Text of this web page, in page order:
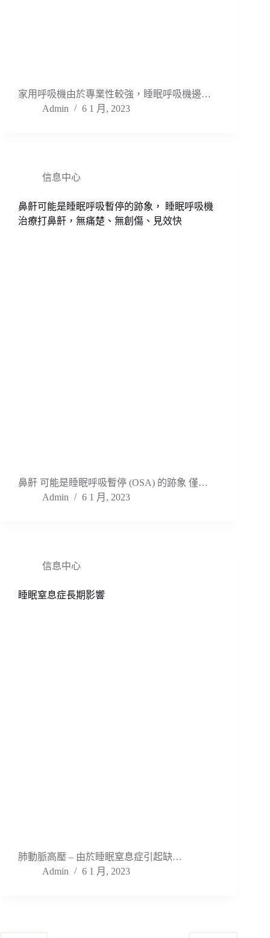
家用呼吸機由於專業性較強，睡眠呼吸機邊…
Admin
6 1 月, 2023
信息中心
鼻鼾可能是睡眠呼吸暫停的跡象， 睡眠呼吸機
治療打鼻鼾，無痛楚、無創傷、見效快
鼻鼾 可能是睡眠呼吸暫停 (OSA) 的跡象 僅…
Admin
6 1 月, 2023
信息中心
睡眠窒息症長期影響
肺動脈高壓 – 由於睡眠窒息症引起缺…
Admin
6 1 月, 2023